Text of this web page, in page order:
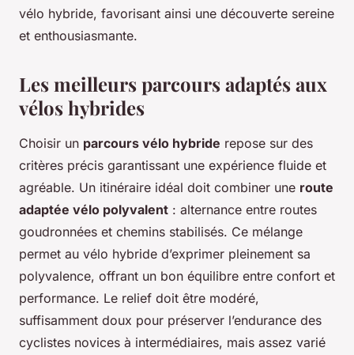
vélo hybride, favorisant ainsi une découverte sereine
et enthousiasmante.
Les meilleurs parcours adaptés aux
vélos hybrides
Choisir un parcours vélo hybride repose sur des
critères précis garantissant une expérience fluide et
agréable. Un itinéraire idéal doit combiner une route
adaptée vélo polyvalent : alternance entre routes
goudronnées et chemins stabilisés. Ce mélange
permet au vélo hybride d’exprimer pleinement sa
polyvalence, offrant un bon équilibre entre confort et
performance. Le relief doit être modéré,
suffisamment doux pour préserver l’endurance des
cyclistes novices à intermédiaires, mais assez varié